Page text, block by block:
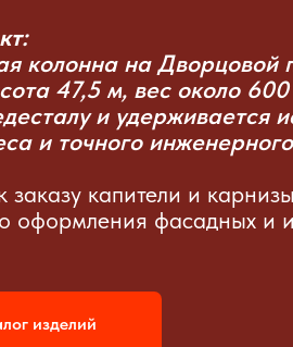
колонна на Дворцовой
47,5 м, вес около
и удерживается
и точного
заказу капители и
оформления фасадных и
изделий